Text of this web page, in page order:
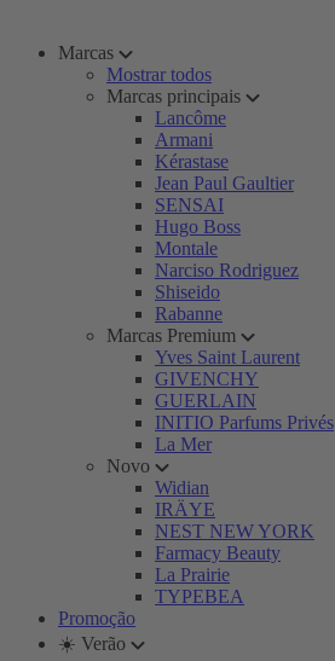
Marcas
Mostrar todos
Marcas principais
Lancôme
Armani
Kérastase
Jean Paul Gaultier
SENSAI
Hugo Boss
Montale
Narciso Rodriguez
Shiseido
Rabanne
Marcas Premium
Yves Saint Laurent
GIVENCHY
GUERLAIN
INITIO Parfums Privés
La Mer
Novo
Widian
IRÄYE
NEST NEW YORK
Farmacy Beauty
La Prairie
TYPEBEA
Promoção
☀️ Verão